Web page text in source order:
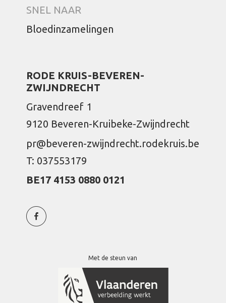
SNEL NAAR
Bloedinzamelingen
RODE KRUIS-BEVEREN-
ZWIJNDRECHT
Gravendreef 1
9120 Beveren-Kruibeke-Zwijndrecht
pr@beveren-zwijndrecht.rodekruis.be
T: 037553179
BE17 4153 0880 0121
Met de steun van